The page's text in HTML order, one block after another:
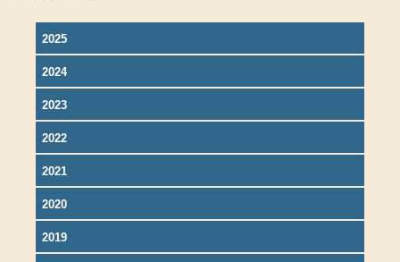
2025
2024
2023
2022
2021
2020
2019